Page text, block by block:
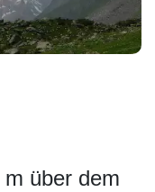
über dem